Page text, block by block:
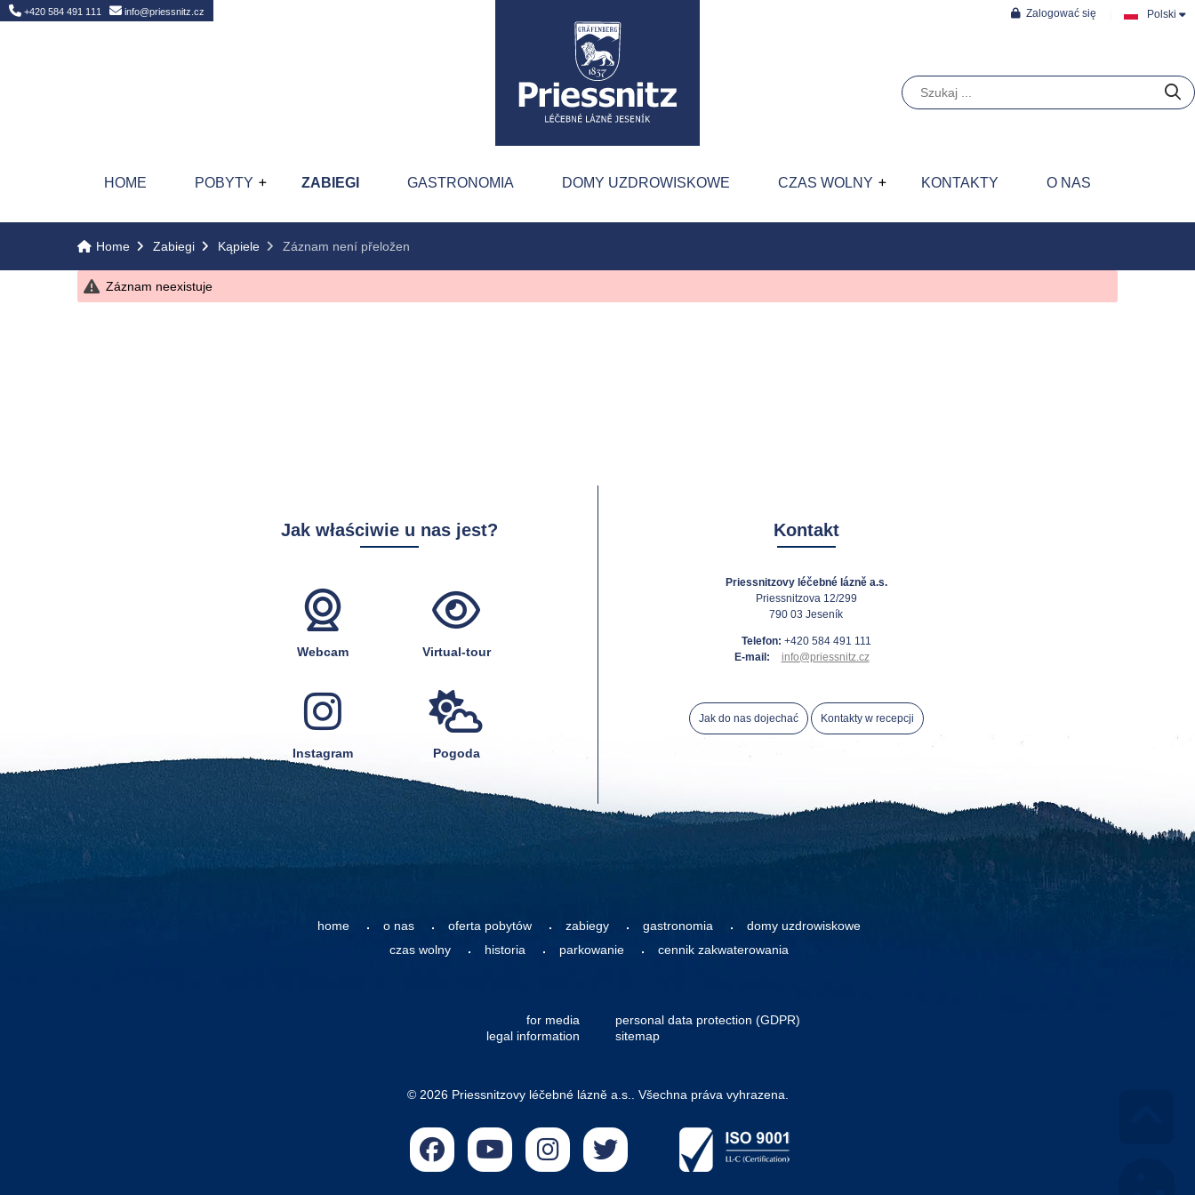
Home
Polski
Zalogować się
+420 584 491 111 info@priessnitz.cz
HOME POBYTY ZABIEGI GASTRONOMIA DOMY UZDROWISKOWE CZAS WOLNY KONTAKTY O NAS
Home Zabiegi Kąpiele Záznam není přeložen
Záznam neexistuje
Jak właściwie u nas jest?
Webcam Virtual-tour
Instagram Pogoda
Kontakt
Priessnitzovy léčebné lázně a.s.
Priessnitzova 12/299
790 03 Jeseník
Telefon: +420 584 491 111
E-mail:
info@priessnitz.cz
Jak do nas dojechać Kontakty w recepcji
home o nas oferta pobytów zabiegy gastronomia
domy uzdrowiskowe
czas wolny
historia parkowanie cennik zakwaterowania
for media
legal information
personal data protection (GDPR)
sitemap
© 2026 Priessnitzovy léčebné lázně a.s.. Všechna práva vyhrazena.